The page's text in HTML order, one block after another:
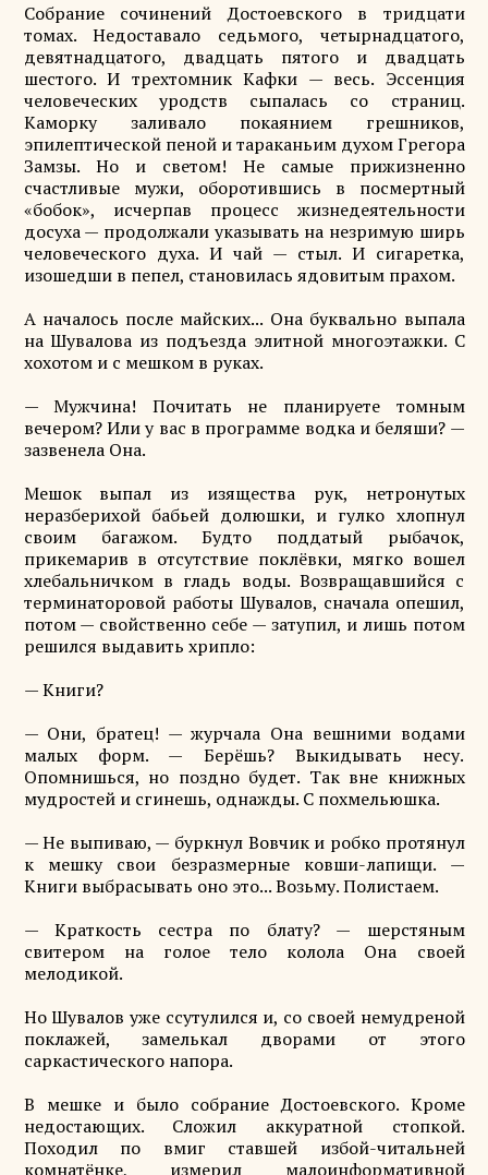
Собрание сочинений Достоевского в тридцати
томах. Недоставало седьмого, четырнадцатого,
девятнадцатого, двадцать пятого и двадцать
шестого. И трехтомник Кафки — весь. Эссенция
человеческих уродств сыпалась со страниц.
Каморку заливало покаянием грешников,
эпилептической пеной и тараканьим духом Грегора
Замзы. Но и светом! Не самые прижизненно
счастливые мужи, оборотившись в посмертный
«бобок», исчерпав процесс жизнедеятельности
досуха — продолжали указывать на незримую ширь
человеческого духа. И чай — стыл. И сигаретка,
изошедши в пепел, становилась ядовитым прахом.
А началось после майских... Она буквально выпала
на Шувалова из подъезда элитной многоэтажки. С
хохотом и с мешком в руках.
— Мужчина! Почитать не планируете томным
вечером? Или у вас в программе водка и беляши? —
зазвенела Она.
Мешок выпал из изящества рук, нетронутых
неразберихой бабьей долюшки, и гулко хлопнул
своим багажом. Будто поддатый рыбачок,
прикемарив в отсутствие поклёвки, мягко вошел
хлебальничком в гладь воды. Возвращавшийся с
терминаторовой работы Шувалов, сначала опешил,
потом — свойственно себе — затупил, и лишь потом
решился выдавить хрипло:
— Книги?
— Они, братец! — журчала Она вешними водами
малых форм. — Берёшь? Выкидывать несу.
Опомнишься, но поздно будет. Так вне книжных
мудростей и сгинешь, однажды. С похмельюшка.
— Не выпиваю, — буркнул Вовчик и робко протянул
к мешку свои безразмерные ковши-лапищи. —
Книги выбрасывать оно это... Возьму. Полистаем.
— Краткость сестра по блату? — шерстяным
свитером на голое тело колола Она своей
мелодикой.
Но Шувалов уже ссутулился и, со своей немудреной
поклажей, замелькал дворами от этого
саркастического напора.
В мешке и было собрание Достоевского. Кроме
недостающих. Сложил аккуратной стопкой.
Походил по вмиг ставшей избой-читальней
комнатёнке, измерил малоинформативной